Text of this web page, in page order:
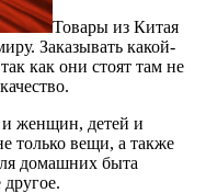
Товары из Китая
Заказывать какой-
как они стоят там не
и женщин, детей и
только вещи, а также
домашних быта